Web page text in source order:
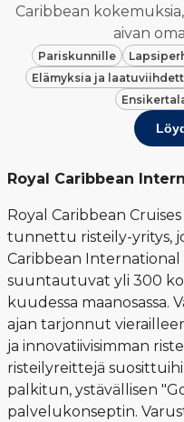
Caribbean
aivan
Pariskunnille
Elämyksia ja
Royal Caribbean
Royal Caribbean
tunnettu risteily-yritys,
Caribbean International
suuntautuvat yli 300
kuudessa maanosassa.
ajan tarjonnut
ja innovatiivisimman
risteilyreittejä
palkitun, ystävällisen
palvelukonseptin.